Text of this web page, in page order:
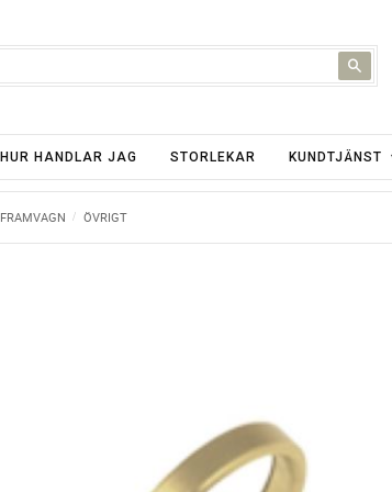
HUR HANDLAR JAG STORLEKAR KUNDTJÄNST
FRAMVAGN ÖVRIGT